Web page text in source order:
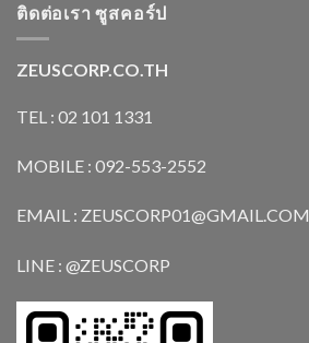
ติดต่อเรา ซูสคอร์ป
ZEUSCORP.CO.TH
TEL : 02 101 1331
MOBILE : 092-553-2552
EMAIL : ZEUSCORP01@GMAIL.COM
LINE : @ZEUSCORP